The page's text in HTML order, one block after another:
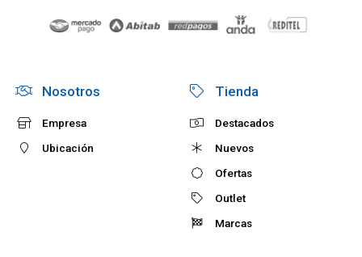
Nosotros
Empresa
Ubicación
Tienda
Destacados
Nuevos
Ofertas
Outlet
Marcas